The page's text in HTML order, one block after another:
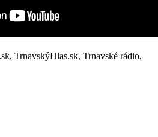
TrnavskýHlas.sk, Trnavské rádio,